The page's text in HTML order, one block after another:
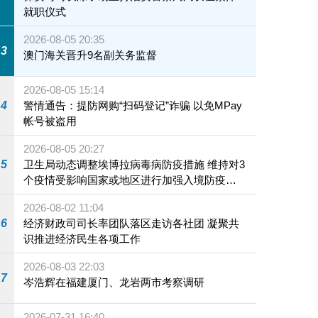
就职仪式
3
2026-08-05 20:35
澳门海关晋升9名副关务监督
4
2026-08-05 15:14
警情通告：提防网购“扫码登记”诈骗 以免MPay
帐号被盗用
5
2026-08-05 20:27
卫生局动态调整埃博拉病毒病防疫措施 维持对3
个疫情受影响国家或地区进行加强入境防疫措
施
6
2026-08-02 11:04
经济财政司司长率团队落区走访各社团 凝聚共
识推进经济民生各项工作
7
2026-08-03 22:03
岑浩辉在福建厦门、龙岩两市考察调研